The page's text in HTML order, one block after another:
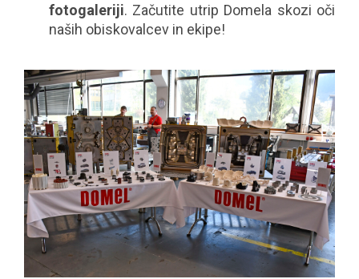
fotogaleriji. Začutite utrip Domela skozi oči
naših obiskovalcev in ekipe!